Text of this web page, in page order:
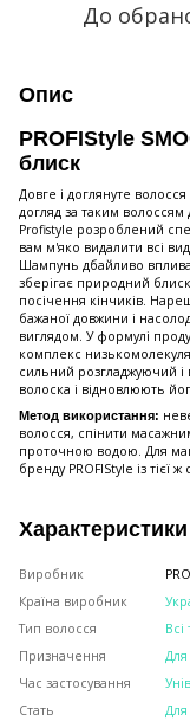
До
Опис
PROFIStyle
блиск
Довге і доглянуте
догляд за таким
Profistyle розроблений
вам м'яко видалити всі
Шампунь дбайливо
зберігає природний блиск
посічення кінчиків.
бажаної довжини і
виглядом. У формулі
комплекс
сильний розгладжуючий
волоска і відновлюють
Метод використання:
волосся, спінити
проточною водою. Для
бренду PROFIStyle із тієї ж
Характеристики
Виробник
Країна виробник
Тип волосся
Призначення
Для
Час застосування
Стать
Для